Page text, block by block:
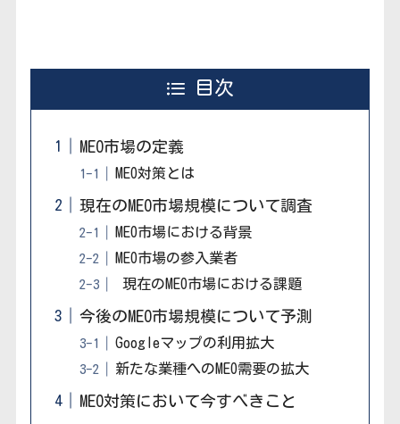
目次
MEO市場の定義
MEO対策とは
現在のMEO市場規模について調査
MEO市場における背景
MEO市場の参入業者
現在のMEO市場における課題
今後のMEO市場規模について予測
Googleマップの利用拡大
新たな業種へのMEO需要の拡大
MEO対策において今すべきこと